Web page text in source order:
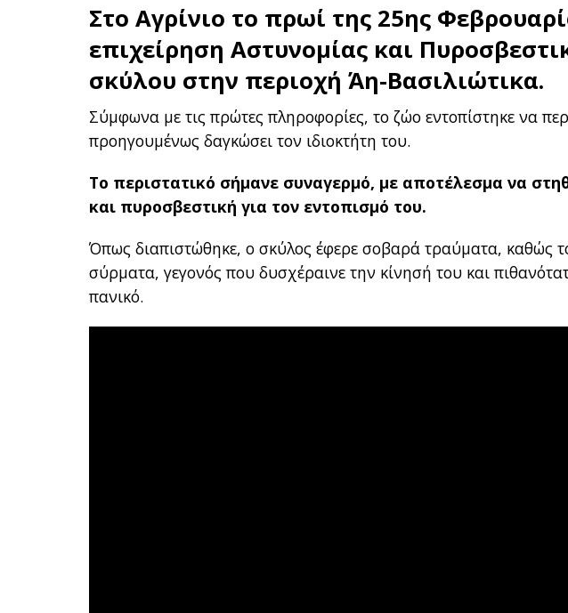
Στο Αγρίνιο το πρωί της 25ης
επιχείρησηΑστυνομίας και
σκύλου στην περιοχήΆη-Βασιλιώτικα.
Σύμφωνα με τις πρώτες πληροφορίες, το ζώο εντοπίστηκε να
προηγουμένως δαγκώσει τον ιδιοκτήτη του.
Το περιστατικό σήμανε συναγερμό, με αποτέλεσμα να
και πυροσβεστική για τον εντοπισμό του.
Όπως διαπιστώθηκε, ο σκύλος έφερε σοβαρά τραύματα, καθώς
σύρματα, γεγονός που δυσχέραινε την κίνησή του και
πανικό.